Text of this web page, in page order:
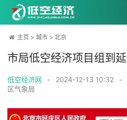
主页 > 城市 > 北京
市局低空经济项目组到
低空经济网 • 2024-12-13 10:32 •
区气象局